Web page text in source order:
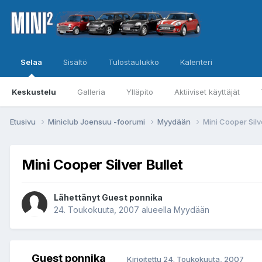
Selaa
Keskustelu Galleria Ylläpito Aktiiviset käyttäjät
Sisältö Tulostaulukko Kalenteri
Etusivu Miniclub Joensuu -foorumi Myydään Mini Cooper
Mini Cooper Silver Bullet
Lähettänyt Guest ponnika
24. Toukokuuta, 2007 alueella Myydään
Guest ponnika Kirjoitettu 24. Toukokuuta, 2007